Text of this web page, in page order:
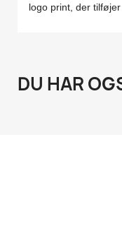
logo print, der
DU HAR